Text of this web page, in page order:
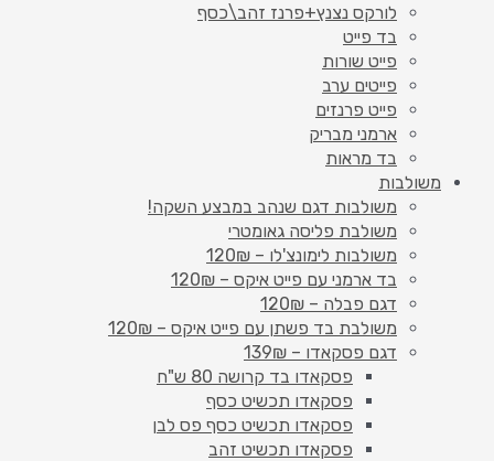
לורקס נצנץ+פרנז זהב\כסף
בד פייט
פייט שורות
פייטים ערב
פייט פרנזים
ארמני מבריק
בד מראות
משולבות
משולבות דגם שנהב במבצע השקה!
משולבת פליסה גאומטרי
משולבות לימונצ'לו – 120₪
בד ארמני עם פייט איקס – 120₪
דגם פבלה – 120₪
משולבת בד פשתן עם פייט איקס – 120₪
דגם פסקאדו – 139₪
פסקאדו בד קרושה 80 ש"ח
פסקאדו תכשיט כסף
פסקאדו תכשיט כסף פס לבן
פסקאדו תכשיט זהב